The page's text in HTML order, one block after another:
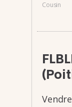
Cousin